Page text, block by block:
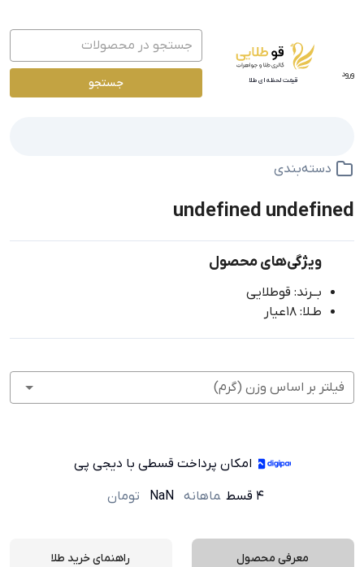
ورود
قیمت لحظه ای طلا جستجو
دسته‌بندی
undefined undefined
ویژگی‌های محصول
بــرند: قوطلایی
طـلا: 18عیار
فیلتر بر اساس وزن (گرم)
امکان پرداخت قسطی با دیجی پی
۴ قسط
ماهانه NaN تومان
معرفی محصول راهنمای خرید طلا